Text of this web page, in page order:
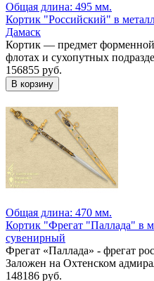
Общая длина: 495 мм.
Кортик "Российский" в
Дамаск
Кортик — предмет
флотах и сухопутных
156855 руб.
Общая длина: 470 мм.
Кортик "Фрегат "Паллада" в
сувенирный
Фрегат «Паллада» - фрегат
Заложен на Охтенском
148186 руб.